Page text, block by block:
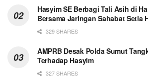
Hasyim SE Berbagi Tali Asih di
Bersama Jaringan Sahabat Setia
329 SHARES
AMPRB Desak Polda Sumut
Terhadap Hasyim
327 SHARES